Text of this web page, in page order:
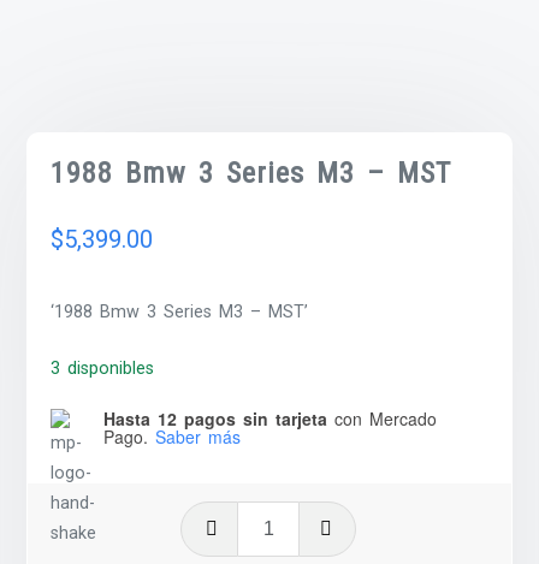
1988 Bmw 3 Series M3 – MST
$5,399.00
‘1988 Bmw 3 Series M3 – MST’
3 disponibles
Hasta 12 pagos sin tarjeta con Mercado
Pago. Saber más